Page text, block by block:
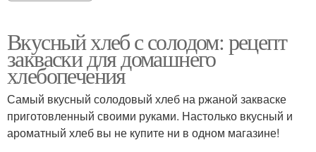
Вкусный хлеб с солодом: рецепт
закваски для домашнего
хлебопечения
Самый вкусный солодовый хлеб на ржаной закваске
приготовленный своими руками. Настолько вкусный и
ароматный хлеб вы не купите ни в одном магазине!